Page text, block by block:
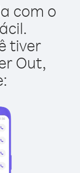
com o
tiver
Out,